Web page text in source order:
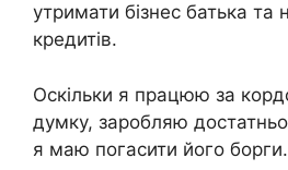
утримати бізнес батька та
кредитів.
Оскільки я працюю за
думку, заробляю
я маю погасити його борги.